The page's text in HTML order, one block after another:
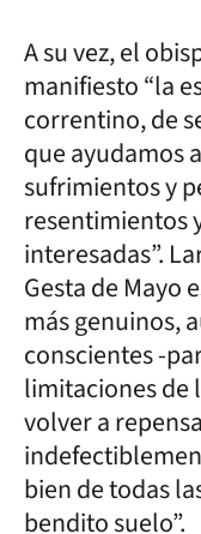
A su vez, el
manifiesto “la
correntino, de
que ayudamos
sufrimientos y
resentimientos
interesadas”.
Gesta de Mayo
más genuinos,
conscientes -
limitaciones de
volver a
bien de todas
bendito suelo”.